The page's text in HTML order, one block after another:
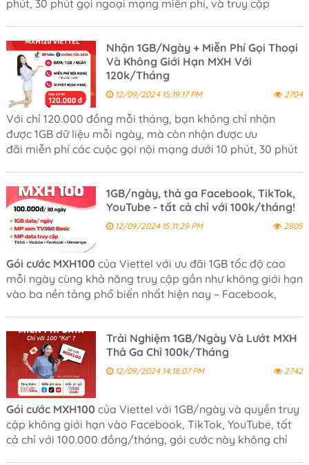
phút, 30 phút gọi ngoại mạng miễn phí, và truy cập
Nhận 1GB/Ngày + Miễn Phí Gọi Thoại
Và Không Giới Hạn MXH Với
120k/Tháng
12/09/2024 15:19:17 PM 2704
Với chỉ 120.000 đồng mỗi tháng, bạn không chỉ nhận
được 1GB dữ liệu mỗi ngày, mà còn nhận được ưu
đãi miễn phí các cuộc gọi nội mạng dưới 10 phút, 30 phút
1GB/ngày, thả ga Facebook, TikTok,
YouTube - tất cả chỉ với 100k/tháng!
12/09/2024 15:11:29 PM 2805
Gói cước MXH100của Viettel với ưu đãi 1GB tốc độ cao
mỗi ngày cùng khả năng truy cập gần như không giới hạn
vào ba nền tảng phổ biến nhất hiện nay – Facebook,
Trải Nghiệm 1GB/Ngày Và Lướt MXH
Thả Ga Chỉ 100k/Tháng
12/09/2024 14:18:07 PM 2742
Gói cước MXH100 của Viettel với 1GB/ngày và quyền truy
cập không giới hạn vào Facebook, TikTok, YouTube, tất
cả chỉ với 100.000 đồng/tháng, gói cước này không chỉ